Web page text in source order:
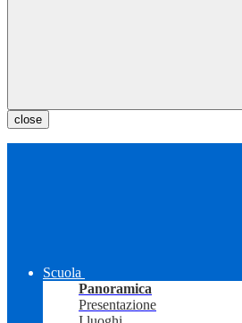
close
Scuola
Panoramica
Presentazione